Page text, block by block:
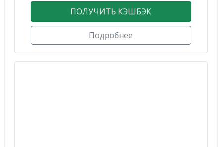
ПОЛУЧИТЬ КЭШБЭК
Подробнее